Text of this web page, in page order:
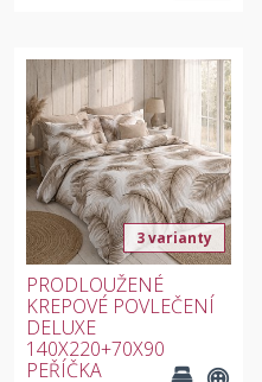
3 varianty
PRODLOUŽENÉ
KREPOVÉ POVLEČENÍ
DELUXE
140X220+70X90
PEŘÍČKA